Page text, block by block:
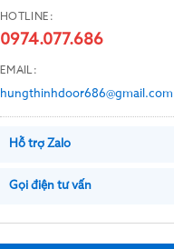
HOTLINE:
0974.077.686
EMAIL:
hungthinhdoor686@gmail.com
Hỗ trợ Zalo
Gọi điện tư vấn